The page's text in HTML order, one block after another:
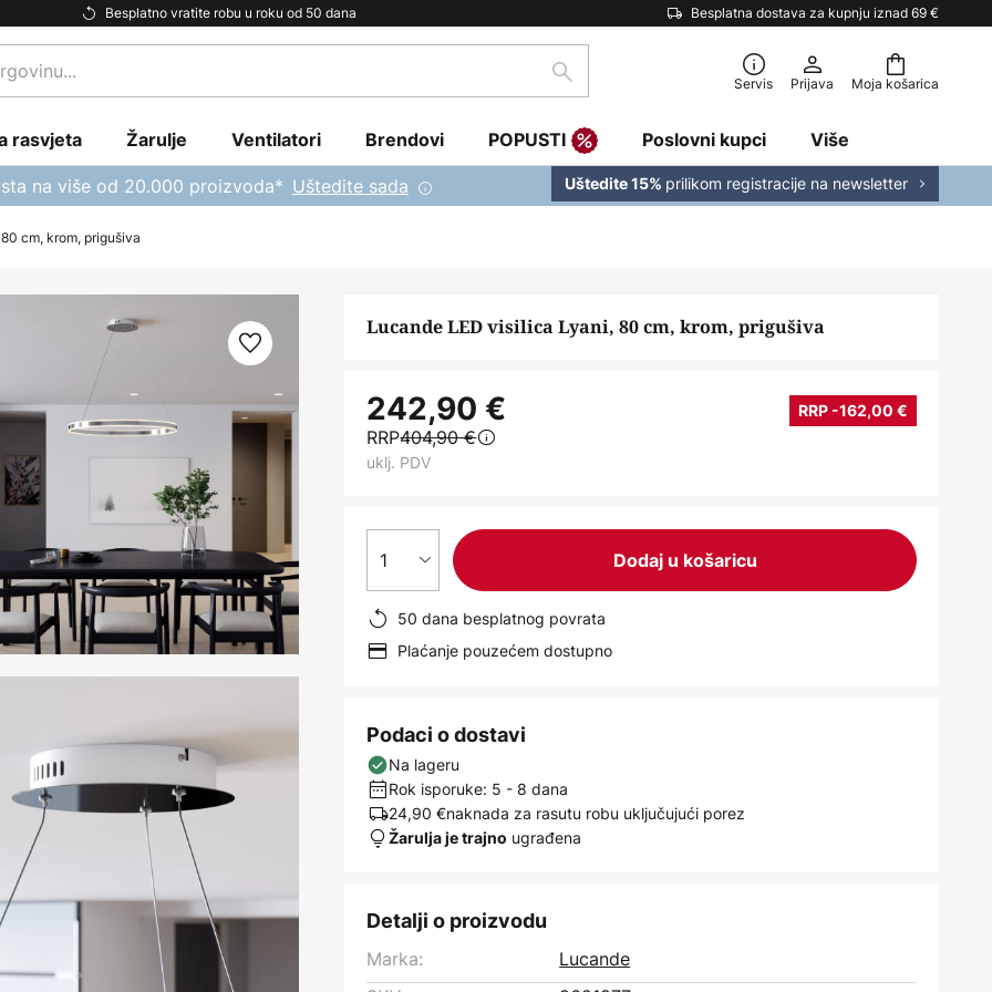
Besplatno vratite robu u roku od 50 dana Besplatna dostava za kupnju iznad 69 €
Moja košarica
traži Servis Prijava
rasvjeta Žarulje Ventilatori Brendovi POPUSTI Poslovni kupci Više
na više od 20.000 proizvoda* Uštedite sada Uštedite 15% prilikom registracije na newsletter
cm, krom, prigušiva
Lucande LED visilica Lyani, 80 cm, krom, prigušiva
242,90 € RRP -162,00 €
RRP404,90 €
uklj. PDV
1 Dodaj u košaricu
50 dana besplatnog povrata
Plaćanje pouzećem dostupno
Podaci o dostavi
Na lageru
Rok isporuke: 5 - 8 dana
24,90 €naknada za rasutu robu uključujući porez
Žarulja je trajno ugrađena
Detalji o proizvodu
Marka:
Lucande